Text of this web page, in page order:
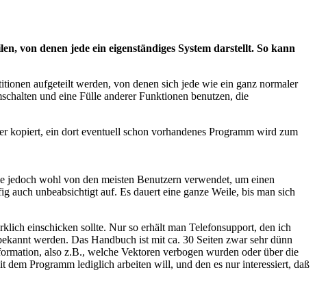
von denen jede ein eigenständiges System darstellt. So kann
aufgeteilt werden, von denen sich jede wie ein ganz normaler
und eine Fülle anderer Funktionen benutzen, die
ein dort eventuell schon vorhandenes Programm wird zum
wohl von den meisten Benutzern verwendet, um einen
unbeabsichtigt auf. Es dauert eine ganze Weile, bis man sich
einschicken sollte. Nur so erhält man Telefonsupport, den ich
werden. Das Handbuch ist mit ca. 30 Seiten zwar sehr dünn
also z.B., welche Vektoren verbogen wurden oder über die
Programm lediglich arbeiten will, und den es nur interessiert, daß